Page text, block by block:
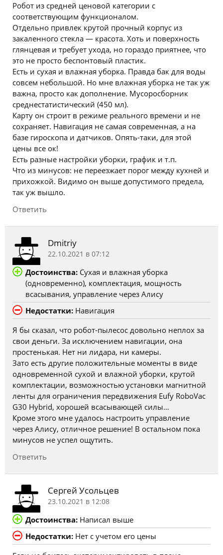
Робот из средней ценовой категории с
соответствующим функционалом.
Отдельно привлек крутой прочный корпус из
закаленного стекла — красота. Хоть и поверхность
глянцевая и требует ухода, но гораздо приятнее, что
это не просто беспонтовый пластик.
Есть и сухая и влажная уборка. Правда бак для воды
совсем небольшой. Но мне влажная уборка не так уж
важна, просто как дополнение. Мусоросборник
среднестатистический (450 мл).
Карту он строит в режиме реального времени и не
сохраняет. Навигация не самая современная, а на
базе гироскопа и датчиков. Опять-таки, для этой
цены все ок!
Есть разные настройки уборки, график и т.п.
Что из минусов: не переезжает порог между кухней и
прихожкой. Видимо он выше допустимого предела,
так уж вышло.
Ответить
Dmitriy
22.10.2021 в 07:12
Достоинства: Сухая и влажная уборка
(одновременно), комплектация, мощность
всасывания, управление через Алису
Недостатки: Навигация
Я бы сказал, что робот-пылесос довольно неплох за
свои деньги. За исключением навигации, она
простенькая. Нет ни лидара, ни камеры.
Зато есть другие положительные моменты в виде
одновременной сухой и влажной уборки, крутой
комплектации, возможностью установки магнитной
ленты для ограничения передвижения Eufy RoboVac
G30 Hybrid, хорошей всасывающей силы…
Кроме этого мне удалось настроить управление
через Алису, отличное решение! В остальном пока
минусов не успел ощутить.
Ответить
Сергей Усольцев
23.10.2021 в 12:08
Достоинства: Написал выше
Недостатки: Нет с учетом его цены